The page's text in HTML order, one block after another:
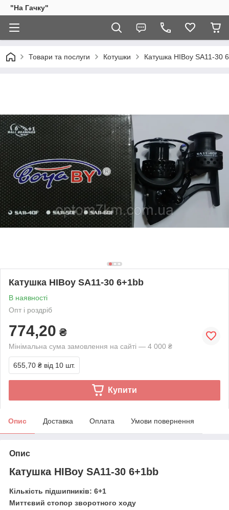
"На Гачку"
Товари та послуги Котушки Катушка HIBoy SA11-30
Катушка HIBoy SA11-30 6+1bb
В наявності
Опт і роздріб
774,20 ₴
Мінімальна сума замовлення на сайті — 4 000 ₴
655,70 ₴ від 10 шт.
Купити
Опис Доставка Оплата Умови повернення
Опис
Катушка HIBoy SA11-30 6+1bb
Кількість підшипників: 6+1
Миттєвий стопор зворотного ходу